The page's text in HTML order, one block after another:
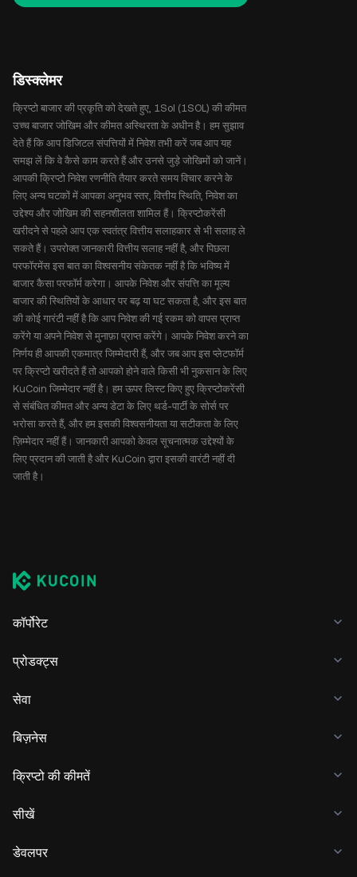
डिस्क्लेमर
क्रिप्टो बाजार की प्रकृति को देखते हुए, 1Sol (1SOL) की कीमत
उच्च बाजार जोखिम और कीमत अस्थिरता के अधीन है। हम सुझाव
देते हैं कि आप डिजिटल संपत्तियों में निवेश तभी करें जब आप यह
समझ लें कि वे कैसे काम करते हैं और उनसे जुड़े जोखिमों को जानें।
आपकी क्रिप्टो निवेश रणनीति तैयार करते समय विचार करने के
लिए अन्य घटकों में आपका अनुभव स्तर, वित्तीय स्थिति, निवेश का
उद्देश्य और जोखिम की सहनशीलता शामिल हैं। क्रिप्टोकरेंसी
खरीदने से पहले आप एक स्वतंत्र वित्तीय सलाहकार से भी सलाह ले
सकते हैं। उपरोक्त जानकारी वित्तीय सलाह नहीं है, और पिछला
परफॉरमेंस इस बात का विश्वसनीय संकेतक नहीं है कि भविष्य में
बाजार कैसा परफॉर्म करेगा। आपके निवेश और संपत्ति का मूल्य
बाजार की स्थितियों के आधार पर बढ़ या घट सकता है, और इस बात
की कोई गारंटी नहीं है कि आप निवेश की गई रकम को वापस प्राप्त
करेंगे या अपने निवेश से मुनाफ़ा प्राप्त करेंगे। आपके निवेश करने का
निर्णय ही आपकी एकमात्र जिम्मेदारी हैं, और जब आप इस प्लेटफॉर्म
पर क्रिप्टो खरीदते हैं तो आपको होने वाले किसी भी नुकसान के लिए
KuCoin जिम्मेदार नहीं है। हम ऊपर लिस्ट किए हुए क्रिप्टोकरेंसी
से संबंधित कीमत और अन्य डेटा के लिए थर्ड-पार्टी के सोर्स पर
भरोसा करते हैं, और हम इसकी विश्वसनीयता या सटीकता के लिए
ज़िम्मेदार नहीं हैं। जानकारी आपको केवल सूचनात्मक उद्देश्यों के
लिए प्रदान की जाती है और KuCoin द्वारा इसकी वारंटी नहीं दी
जाती है।
कॉर्पोरेट
प्रोडक्ट्स
सेवा
बिज़नेस
क्रिप्टो की कीमतें
सीखें
डेवलपर